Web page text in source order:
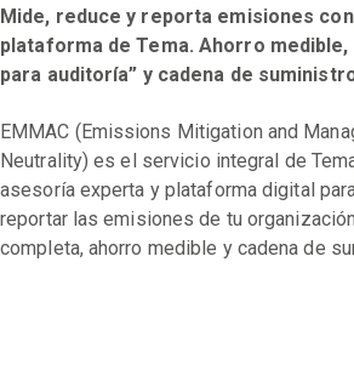
Mide, reduce y reporta emisiones con
plataforma de Tema. Ahorro
para auditoría” y cadena de
EMMAC (Emissions Mitigation and
Neutrality) es el servicio integral de
asesoría experta y plataforma digital
reportar las emisiones de tu
completa, ahorro medible y cadena de